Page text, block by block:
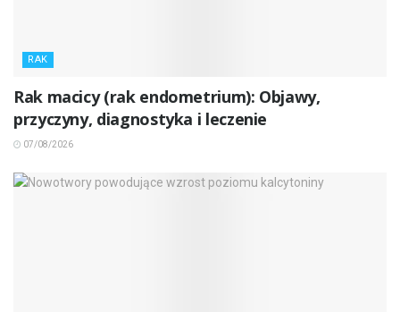
RAK
Rak macicy (rak endometrium): Objawy,
przyczyny, diagnostyka i leczenie
07/08/2026